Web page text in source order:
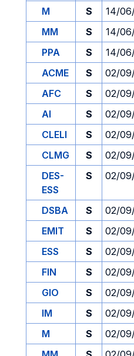
M
S 14/
MM
S 14/
PPA
S 14/
ACME
S 02/
AFC
S 02/
AI
S 02/
CLELI
S 02/
CLMG
S 02/
DES-
ESS
S 02/
DSBA S 02/
EMIT
S 02/
ESS
S 02/
FIN
S 02/
GIO
S 02/
IM
S 02/
M
S 02/